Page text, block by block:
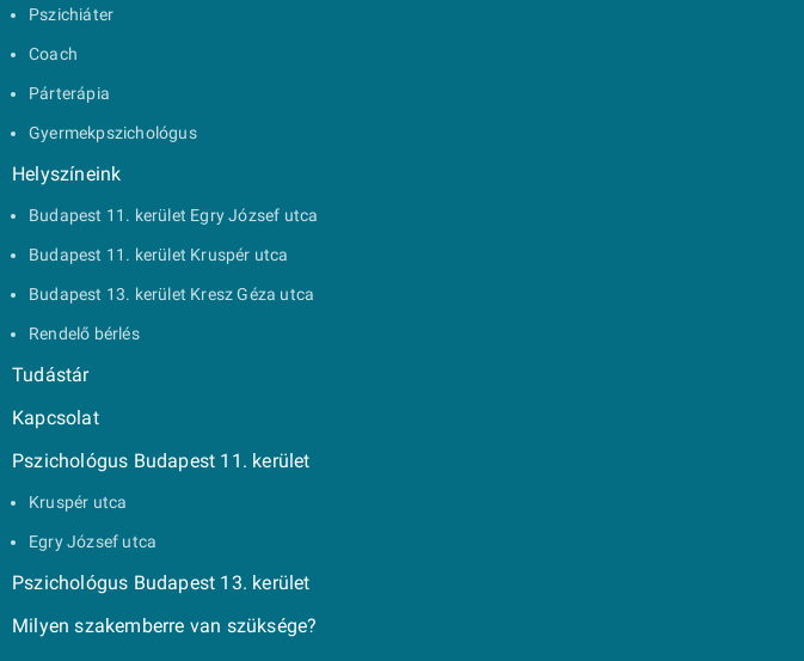
Pszichiáter
Coach
Párterápia
Gyermekpszichológus
Helyszíneink
Budapest 11. kerület Egry József utca
Budapest 11. kerület Kruspér utca
Budapest 13. kerület Kresz Géza utca
Rendelő bérlés
Tudástár
Kapcsolat
Pszichológus Budapest 11. kerület
Kruspér utca
Egry József utca
Pszichológus Budapest 13. kerület
Milyen szakemberre van szüksége?